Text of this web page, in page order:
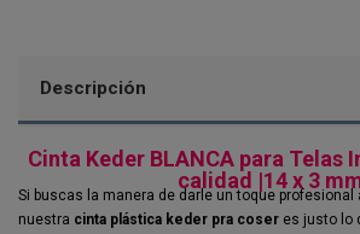
Descripción
Cinta Keder BLANCA para Telas
calidad |14 x 3
Si buscas la manera de darle un toque
nuestra cinta plástica keder pra coser es justo lo